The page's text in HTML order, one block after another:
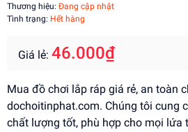
Thương hiệu: Đang cập nhật
Tình trạng: Hết hàng
Giá lẻ: 46.000₫
Mua đồ chơi lắp ráp giá rẻ, an toàn
dochoitinphat.com. Chúng tôi cung
chất lượng tốt, phù hợp cho mọi lứa